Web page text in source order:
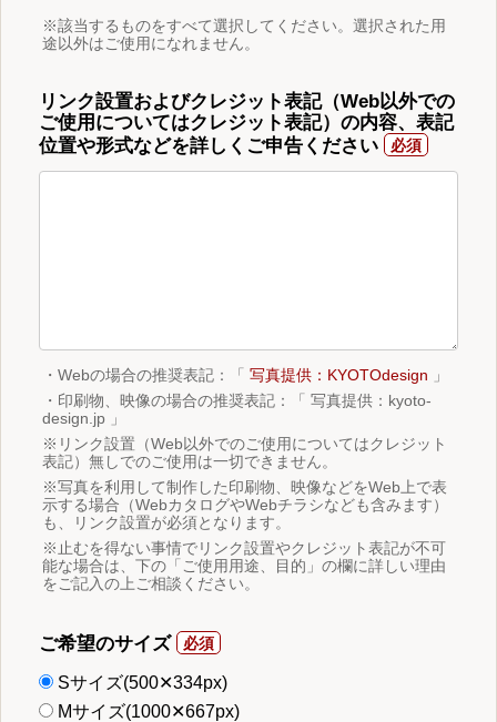
※該当するものをすべて選択してください。選択された用
途以外はご使用になれません。
リンク設置およびクレジット表記（Web以外での
ご使用についてはクレジット表記）の内容、表記
位置や形式などを詳しくご申告ください
・Webの場合の推奨表記：「 写真提供：KYOTOdesign 」
・印刷物、映像の場合の推奨表記：「 写真提供：kyoto-
design.jp 」
※リンク設置（Web以外でのご使用についてはクレジット
表記）無しでのご使用は一切できません。
※写真を利用して制作した印刷物、映像などをWeb上で表
示する場合（WebカタログやWebチラシなども含みます）
も、リンク設置が必須となります。
※止むを得ない事情でリンク設置やクレジット表記が不可
能な場合は、下の「ご使用用途、目的」の欄に詳しい理由
をご記入の上ご相談ください。
ご希望のサイズ
Sサイズ(500✕334px)
Mサイズ(1000✕667px)